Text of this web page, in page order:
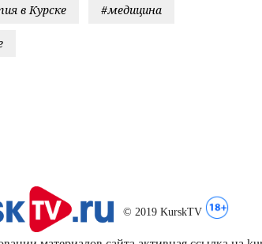
в Курске #медицина
© 2019 KurskTV